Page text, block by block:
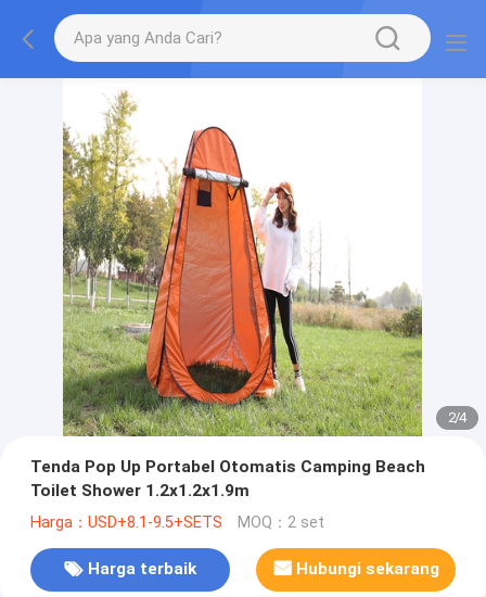
2/4
Tenda Pop Up Portabel Otomatis Camping Beach
Toilet Shower 1.2x1.2x1.9m
Harga：USD+8.1-9.5+SETS MOQ：2 set
Harga terbaik Hubungi sekarang